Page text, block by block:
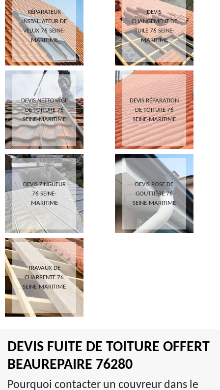
RÉPARATEUR
INSTALLATEUR DE
VELUX 76 SEINE-
MARITIME
DEVIS
CHANGEMENT DE
TUILE 76 SEINE-
MARITIME
DEVIS NETTOYAGE
DE TOITURE 76
SEINE-MARITIME
DEVIS RÉPARATION
DE TOITURE 76
SEINE-MARITIME
DEVIS ZINGUEUR
76 SEINE-
MARITIME
DEVIS POSE DE
GOUTTIÈRE 76
SEINE-MARITIME
TRAVAUX DE
CHARPENTE 76
SEINE-MARITIME
DEVIS FUITE DE TOITURE OFFERT
BEAUREPAIRE 76280
Pourquoi contacter un couvreur dans le